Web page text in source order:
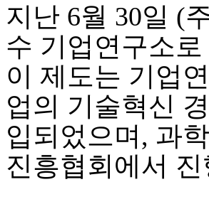
지난 6월 30일 (
수 기업연구소
이 제도는 기업
업의 기술혁신
입되었으며, 과
진흥협회에서